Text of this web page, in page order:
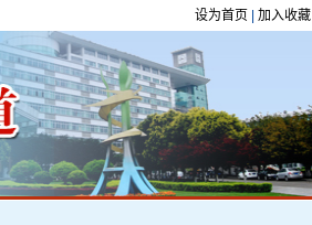
设为首页 加入收藏